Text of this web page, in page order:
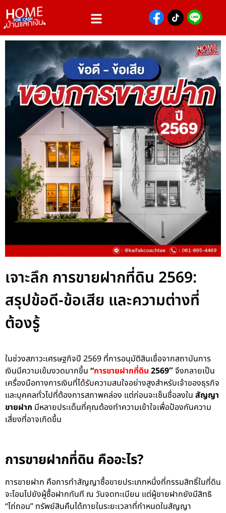
เจาะลึก การขายฝากที่ดิน 2569:
สรุปข้อดี-ข้อเสีย และความต่างที่
ต้องรู้
ในช่วงสภาวะเศรษฐกิจปี 2569 ที่การอนุมัติสินเชื่อจากสถาบันการ
เงินมีความเข้มงวดมากขึ้น “การขายฝากที่ดิน 2569″จึงกลายเป็น
เครื่องมือทางการเงินที่ได้รับความสนใจอย่างสูงสำหรับเจ้าของธุรกิจ
และบุคคลทั่วไปที่ต้องการสภาพคล่อง แต่ก่อนจะเซ็นชื่อลงใน สัญญา
ขายฝาก มีหลายประเด็นที่คุณต้องทำความเข้าใจเพื่อป้องกันความ
เสี่ยงที่อาจเกิดขึ้น
การขายฝากที่ดิน คืออะไร?
การขายฝาก คือการทำสัญญาซื้อขายประเภทหนึ่งที่กรรมสิทธิ์ในที่ดิน
จะโอนไปยังผู้ซื้อฝากทันที ณ วันจดทะเบียน แต่ผู้ขายฝากยังมีสิทธิ
“ไถ่ถอน” ทรัพย์สินคืนได้ภายในระยะเวลาที่กำหนดในสัญญา